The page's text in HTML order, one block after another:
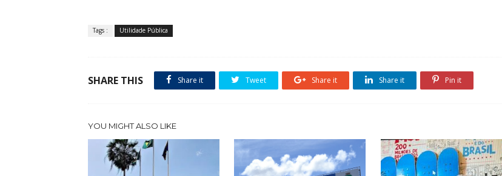
Tags : Utilidade Pública
SHARE THIS Share it Tweet Share it Share it Pin it
YOU MIGHT ALSO LIKE